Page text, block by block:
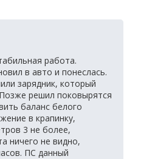
работа.
в авто и понеслась.
зарядник, который
решил поковырятся
баланс белого
в крапинку,
3 не более,
ничего не видно,
ПС данный